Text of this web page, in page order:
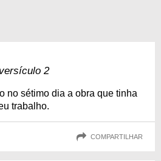
2
no sétimo dia a obra que tinha
trabalho.
COMPARTILHAR